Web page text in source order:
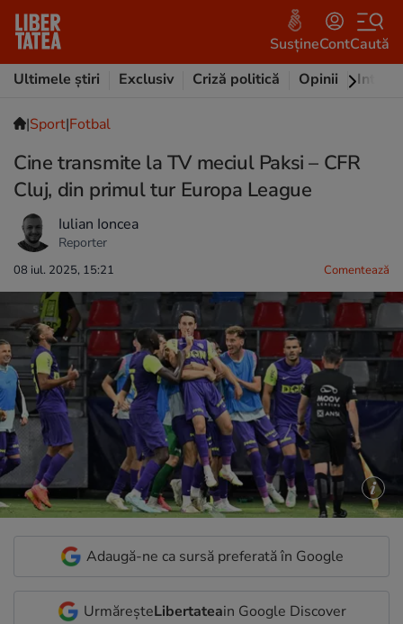
SusțineContCaută
Ultimele știri
Exclusiv Criză politică Opinii
|Sport|Fotbal
Cine transmite la TV meciul Paksi – CFR
Cluj, din primul tur Europa League
Iulian Ioncea
Reporter
08 iul. 2025, 15:21 Comentează
Adaugă-ne ca sursă preferată în Google
UrmăreșteLibertateain Google Discover